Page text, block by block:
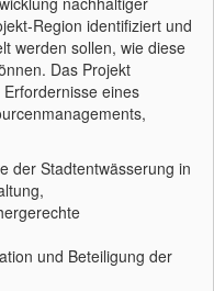
Region identifiziert und
werden sollen, wie diese
Das Projekt
eines
der Stadtentwässerung in
und Beteiligung der